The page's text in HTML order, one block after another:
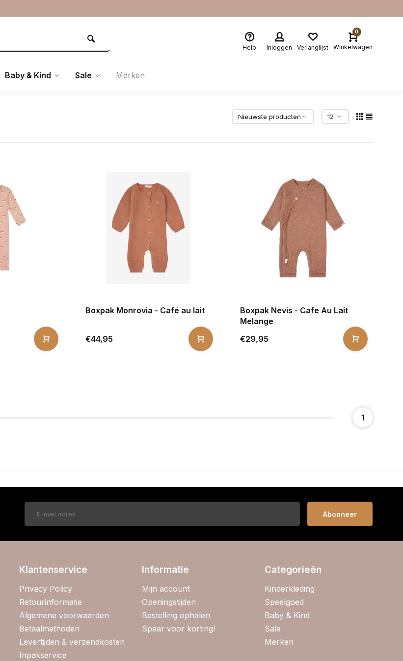
Help Inloggen Verlanglijst
0
Winkelwagen
Baby & Kind Sale Merken
Boxpak Monrovia - Café au lait
€44,95
Boxpak Nevis - Cafe Au Lait
Melange
€29,95
1
Abonneer
Klantenservice
Privacy Policy
Retourinformatie
Algemene voorwaarden
Betaalmethoden
Levertijden & verzendkosten
Inpakservice
Informatie
Mijn account
Openingstijden
Bestelling ophalen
Spaar voor korting!
Categorieën
Kinderkleding
Speelgoed
Baby & Kind
Sale
Merken